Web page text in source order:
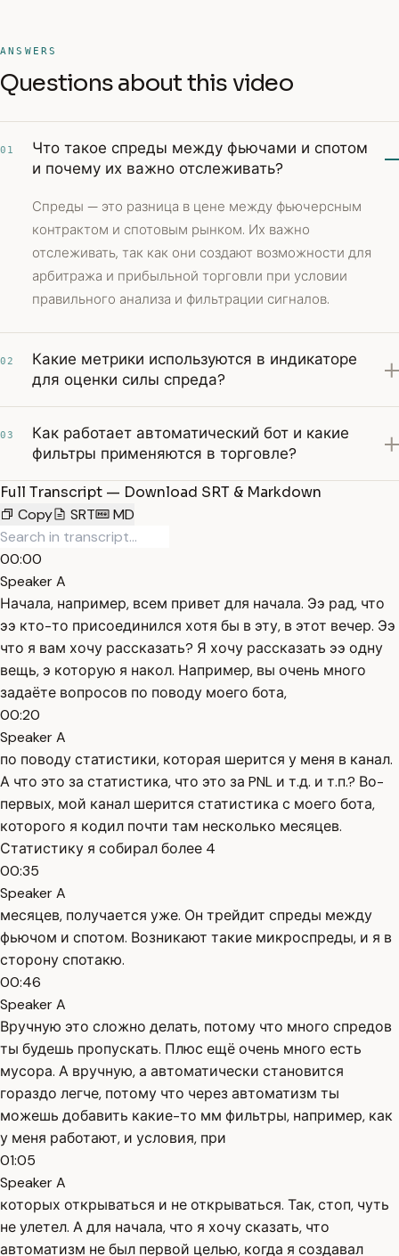
ANSWERS
Questions about this video
01
Что такое спреды между фьючами и спотом
и почему их важно отслеживать?
Спреды — это разница в цене между фьючерсным
контрактом и спотовым рынком. Их важно
отслеживать, так как они создают возможности для
арбитража и прибыльной торговли при условии
правильного анализа и фильтрации сигналов.
02
Какие метрики используются в индикаторе
для оценки силы спреда?
03
Как работает автоматический бот и какие
фильтры применяются в торговле?
Full Transcript — Download SRT & Markdown
Copy
SRT MD
00:00
Speaker A
Начала, например, всем привет для начала. Ээ рад, что
ээ кто-то присоединился хотя бы в эту, в этот вечер. Ээ
что я вам хочу рассказать? Я хочу рассказать ээ одну
вещь, э которую я накол. Например, вы очень много
задаёте вопросов по поводу моего бота,
00:20
Speaker A
по поводу статистики, которая шерится у меня в канал.
А что это за статистика, что это за PNL и т.д. и т.п.? Во-
первых, мой канал шерится статистика с моего бота,
которого я кодил почти там несколько месяцев.
Статистику я собирал более 4
00:35
Speaker A
месяцев, получается уже. Он трейдит спреды между
фьючом и спотом. Возникают такие микроспреды, и я в
сторону спотакю.
00:46
Speaker A
Вручную это сложно делать, потому что много спредов
ты будешь пропускать. Плюс ещё очень много есть
мусора. А вручную, а автоматически становится
гораздо легче, потому что через автоматизм ты
можешь добавить какие-то мм фильтры, например, как
у меня работают, и условия, при
01:05
Speaker A
которых открываться и не открываться. Так, стоп, чуть
не улетел. А для начала, что я хочу сказать, что
автоматизм не был первой целью, когда я создавал